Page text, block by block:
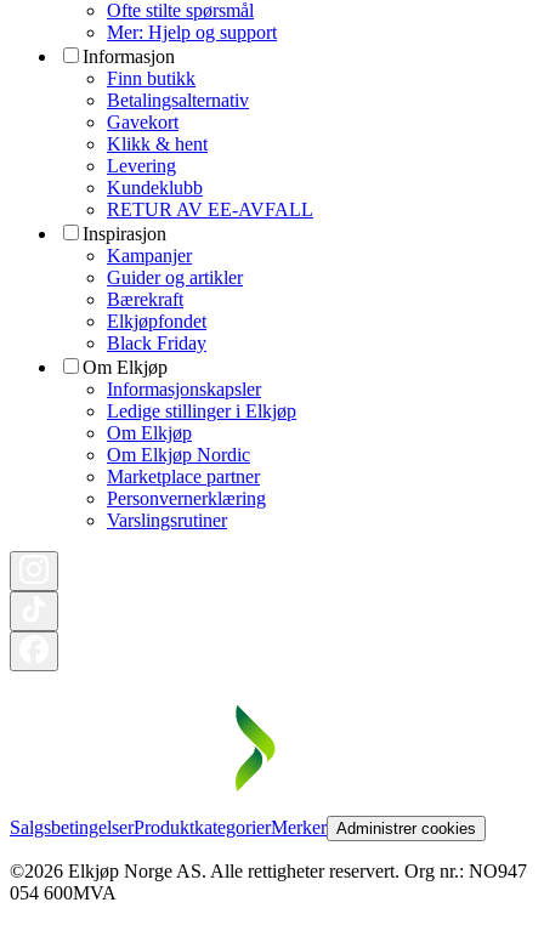
Ofte stilte spørsmål
Mer: Hjelp og support
Informasjon
Finn butikk
Betalingsalternativ
Gavekort
Klikk & hent
Levering
Kundeklubb
RETUR AV EE-AVFALL
Inspirasjon
Kampanjer
Guider og artikler
Bærekraft
Elkjøpfondet
Black Friday
Om Elkjøp
Informasjonskapsler
Ledige stillinger i Elkjøp
Om Elkjøp
Om Elkjøp Nordic
Marketplace partner
Personvernerklæring
Varslingsrutiner
SalgsbetingelserProduktkategorierMerker Administrer cookies
©2026 Elkjøp Norge AS. Alle rettigheter reservert. Org nr.: NO947
054 600MVA